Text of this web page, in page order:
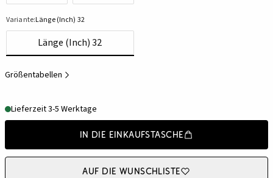
Variante:Länge (Inch) 32
Länge (Inch) 32
Größentabellen
Lieferzeit 3-5 Werktage
In die Einkaufstasche
Auf die Wunschliste